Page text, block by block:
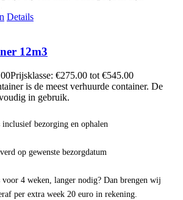
Details
12m3
Prijsklasse: €275.00 tot €545.00
is de meest verhuurde container. De
in gebruik.
bezorging en ophalen
op gewenste bezorgdatum
voor 4 weken, langer nodig? Dan brengen wij
per extra week 20 euro in rekening.